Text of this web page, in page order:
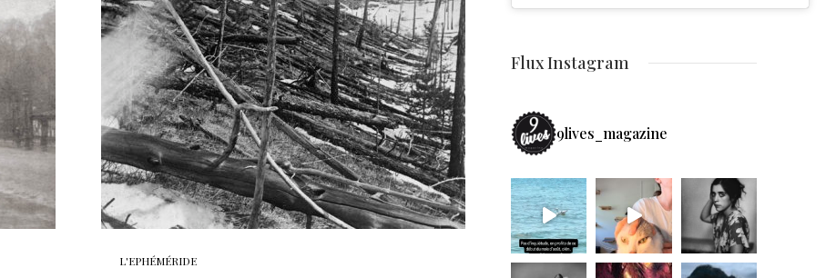
L'EPHÉMÉRIDE
Flux Instagram
9lives_magazine